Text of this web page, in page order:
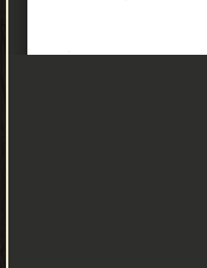
محمد في الجد